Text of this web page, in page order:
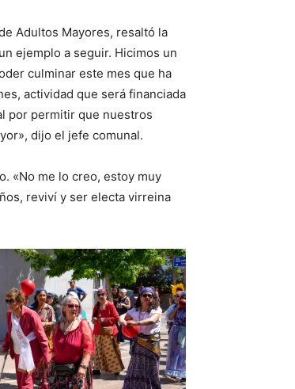
Adultos Mayores, resaltó la
ejemplo a seguir. Hicimos un
culminar este mes que ha
actividad que será financiada
por permitir que nuestros
dijo el jefe comunal.
«No me lo creo, estoy muy
reviví y ser electa virreina